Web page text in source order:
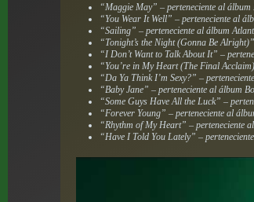
“Maggie May” – perteneciente al álbum
“You Wear It Well” – perteneciente al
“Sailing” – perteneciente al álbum
“Tonight’s the Night (Gonna Be
“I Don’t Want to Talk About It” –
“You’re in My Heart (The Final
“Da Ya Think I’m Sexy?” –
“Baby Jane” – perteneciente al álbum
“Some Guys Have All the Luck” –
“Forever Young” – perteneciente al
“Rhythm of My Heart” – perteneciente
“Have I Told You Lately” –